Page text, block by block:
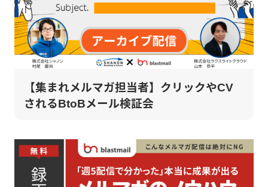
【集まれメルマガ担当者】クリックやCV
されるBtoBメール検証会